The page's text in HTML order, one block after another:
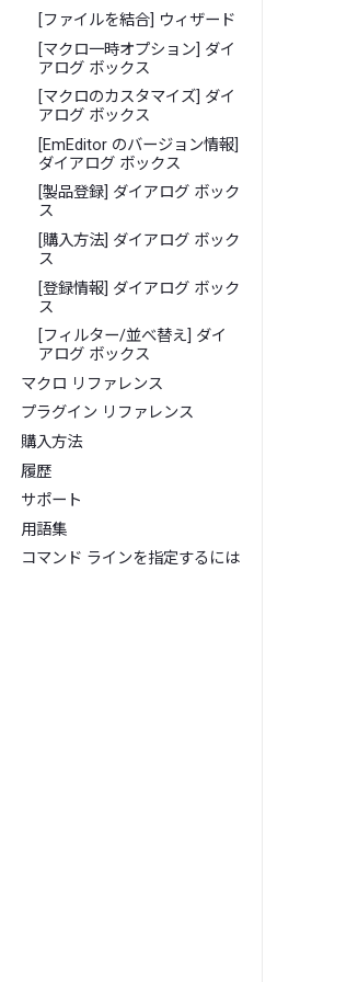
[ファイルを結合] ウィザード
[マクロ一時オプション] ダイ
アログ ボックス
[マクロのカスタマイズ] ダイ
アログ ボックス
[EmEditor のバージョン情報]
ダイアログ ボックス
[製品登録] ダイアログ ボック
ス
[購入方法] ダイアログ ボック
ス
[登録情報] ダイアログ ボック
ス
[フィルター/並べ替え] ダイ
アログ ボックス
マクロ リファレンス
プラグイン リファレンス
購入方法
履歴
サポート
用語集
コマンド ラインを指定するには